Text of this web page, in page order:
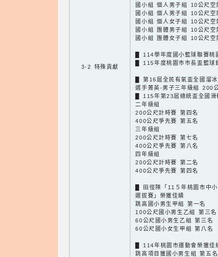
3-2 特殊貢獻
國小組 個人男子組 10公尺
國小組 個人男子組 10公尺
國小組 個人女子組 10公尺
國小組 團體男子組 10公尺
國小組 團體女子組 10公尺
█ 114學年度國小籃球聯賽桃
█ 115年度桃園巿巿長盃籃球
█ 第16屆全民有氧盃全國溜
選手菁英-男子三年級組 200
█ 115年第23屆總統盃全國滑
二年級組
200公尺計時賽 第四名
400公尺爭先賽 第五名
三年級組
200公尺計時賽 第七名
400公尺爭先賽 第八名
四年級組
200公尺計時賽 第二名
400公尺爭先賽 第四名
█ 田徑隊「11５年桃園市中
選拔賽」榮獲佳績
跳高國小男生甲組 第一名
100公尺國小男生乙組 第三名
60公尺國小男生乙組 第三名
60公尺國小女生甲組 第八名
█ 114年桃園市運動會榮獲佳
跳高項目獲國小男生組 第五名